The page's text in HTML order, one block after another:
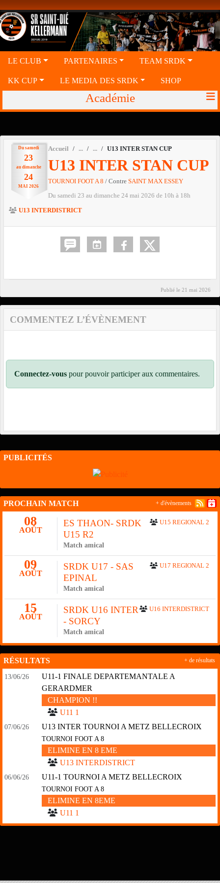
LE CLUB PARTENAIRES TEAM SRDK
KK CUP LE MEDIA DES SRDK SHOP
Académie
Du samedi
23
au dimanche
24
MAI 2026
Accueil U13 INTER STAN CUP
U13 INTER STAN CUP
TOURNOI FOOT A 8 / Contre SAINT MAX ESSEY
Du samedi 23 au dimanche 24 mai 2026 de 10h à 18h
U13 INTERDISTRICT
Publié le 21 mai 2026
COMMENTEZ L’ÉVÈNEMENT
Connectez-vous pour pouvoir participer aux commentaires.
PUBLICITÉS
PROCHAIN MATCH
08
AOÛT
U15 REGIONAL 2
ES THAON- SRDK
U15 R2
Match amical
09
AOÛT
U17 REGIONAL 2
SRDK U17 - SAS
EPINAL
Match amical
15
AOÛT
U16 INTERDISTRICT
SRDK U16 INTER
- SORCY
Match amical
+ d'évènements
RÉSULTATS
13/06/26
U11-1 FINALE DEPARTEMANTALE A
GERARDMER
CHAMPION !!
U11 1
07/06/26 U13 INTER TOURNOI A METZ BELLECROIX
TOURNOI FOOT A 8
ELIMINE EN 8 EME
U13 INTERDISTRICT
06/06/26 U11-1 TOURNOI A METZ BELLECROIX
TOURNOI FOOT A 8
ELIMINE EN 8EME
U11 1
+ de résultats